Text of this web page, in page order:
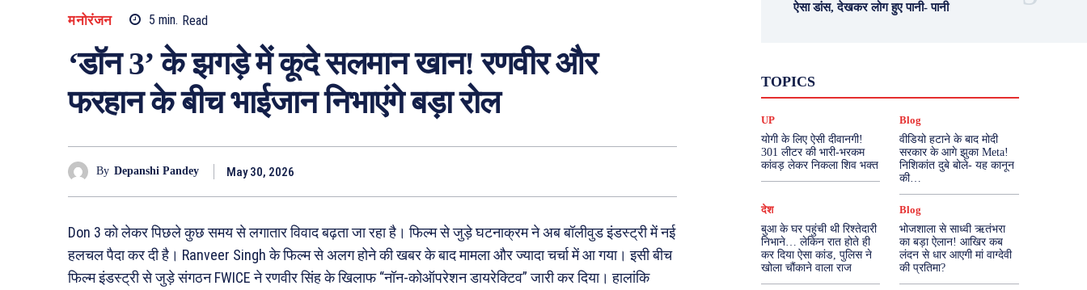
मनोरंजन 5 min. Read
‘डॉन 3’ के झगड़े में कूदे सलमान खान! रणवीर और
फरहान के बीच भाईजान निभाएंगे बड़ा रोल
By Depanshi Pandey May 30, 2026
Don 3 को लेकर पिछले कुछ समय से लगातार विवाद बढ़ता जा रहा है। फिल्म से जुड़े घटनाक्रम ने अब बॉलीवुड इंडस्ट्री में नई
हलचल पैदा कर दी है। Ranveer Singh के फिल्म से अलग होने की खबर के बाद मामला और ज्यादा चर्चा में आ गया। इसी बीच
फिल्म इंडस्ट्री से जुड़े संगठन FWICE ने रणवीर सिंह के खिलाफ “नॉन-कोऑपरेशन डायरेक्टिव” जारी कर दिया। हालांकि
ऐसा डांस, देखकर लोग हुए पानी- पानी
TOPICS
दुनिया
मनोरंजन
राजनीति वास्तु शास्त्र
More
UP
योगी के लिए ऐसी दीवानगी!
301 लीटर की भारी-भरकम
कांवड़ लेकर निकला शिव भक्त
Blog
वीडियो हटाने के बाद मोदी
सरकार के आगे झुका Meta!
निशिकांत दुबे बोले- यह कानून
की…
देश
बुआ के घर पहुंची थी रिश्तेदारी
निभाने… लेकिन रात होते ही
कर दिया ऐसा कांड, पुलिस ने
खोला चौंकाने वाला राज
Blog
भोजशाला से साध्वी ऋतंभरा
का बड़ा ऐलान! आखिर कब
लंदन से धार आएगी मां वाग्देवी
की प्रतिमा?